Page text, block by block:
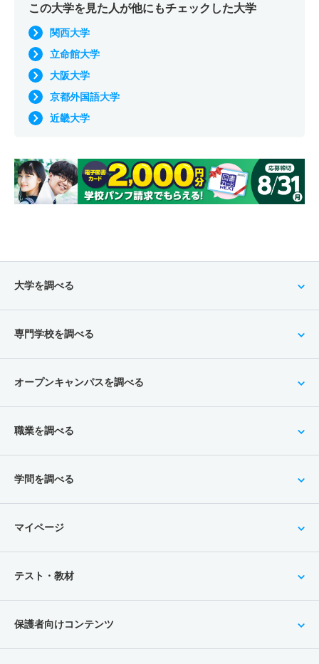
この大学を見た人が他にもチェックした大学
関西大学
立命館大学
大阪大学
京都外国語大学
近畿大学
大学を調べる
専門学校を調べる
オープンキャンパスを調べる
職業を調べる
学問を調べる
マイページ
テスト・教材
保護者向けコンテンツ